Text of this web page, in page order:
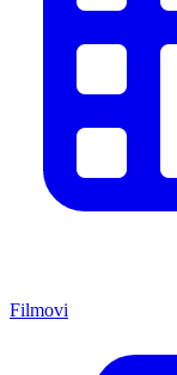
Filmovi